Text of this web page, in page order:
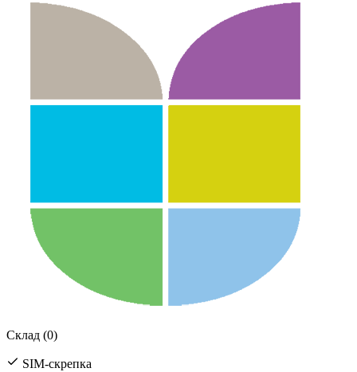
Склад (0)
SIM-скрепка